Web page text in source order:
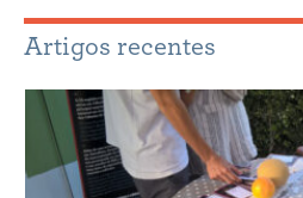
Artigos recentes